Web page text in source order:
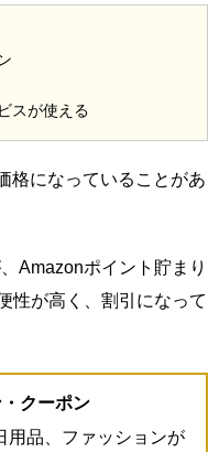
スが使える
格になっていることがあ
Amazonポイント貯まり
性が高く、割引になって
クーポン
用品、ファッションが